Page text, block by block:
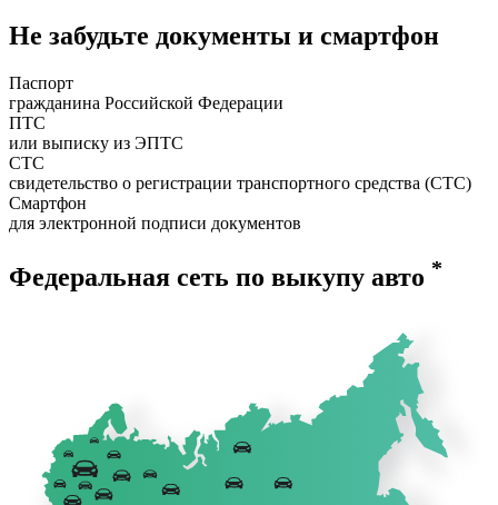
Не забудьте документы и смартфон
Паспорт
гражданина Российской Федерации
ПТС
или выписку из ЭПТС
СТС
свидетельство о регистрации транспортного средства (СТС)
Смартфон
для электронной подписи документов
Федеральная сеть по выкупу авто *